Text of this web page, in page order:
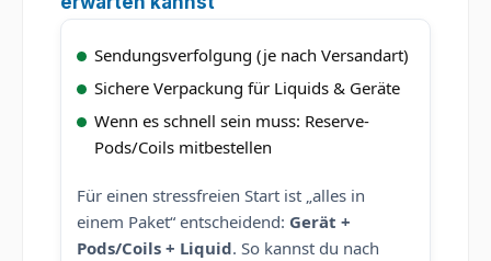
Sendungsverfolgung (je nach Versandart)
Sichere Verpackung für Liquids & Geräte
Wenn es schnell sein muss: Reserve-
Pods/Coils mitbestellen
Für einen stressfreien Start ist „alles in
einem Paket“ entscheidend: Gerät +
Pods/Coils + Liquid. So kannst du nach